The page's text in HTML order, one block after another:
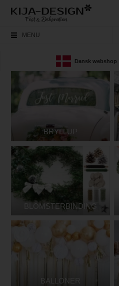
MENU
Dansk webshop
BRYLLUP
BLOMSTERBINDING
BALLONER